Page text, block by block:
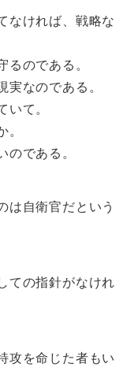
なければ、戦略な
のである。
なのである。
て。
である。
は自衛官だという
ての指針がなけれ
攻を命じた者もい